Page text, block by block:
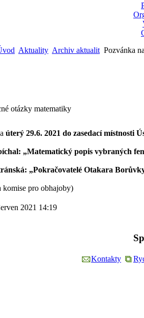
Aktuality Archiv aktualit Pozvánka
otázky matematiky
úterý 29.6. 2021 do zasedací místnosti
„Matematický popis vybraných
„Pokračovatelé Otakara
komise pro obhajoby)
2021 14:19
Kontakty